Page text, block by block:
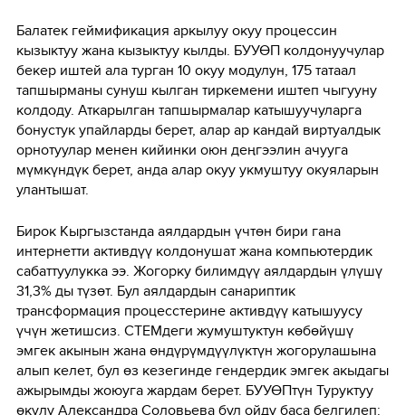
Балатек геймификация аркылуу окуу процессин
кызыктуу жана кызыктуу кылды. БУУӨП колдонуучулар
бекер иштей ала турган 10 окуу модулун, 175 татаал
тапшырманы сунуш кылган тиркемени иштеп чыгууну
колдоду. Аткарылган тапшырмалар катышуучуларга
бонустук упайларды берет, алар ар кандай виртуалдык
орнотуулар менен кийинки оюн деңгээлин ачууга
мүмкүндүк берет, анда алар окуу укмуштуу окуяларын
улантышат.
Бирок Кыргызстанда аялдардын үчтөн бири гана
интернетти активдүү колдонушат жана компьютердик
сабаттуулукка ээ. Жогорку билимдүү аялдардын үлүшү
31,3% ды түзөт. Бул аялдардын санариптик
трансформация процесстерине активдүү катышуусу
үчүн жетишсиз. СТЕМдеги жумуштуктун көбөйүшү
эмгек акынын жана өндүрүмдүүлүктүн жогорулашына
алып келет, бул өз кезегинде гендердик эмгек акыдагы
ажырымды жоюуга жардам берет. БУУӨПтүн Туруктуу
өкүлү Александра Соловьева бул ойду баса белгилеп: